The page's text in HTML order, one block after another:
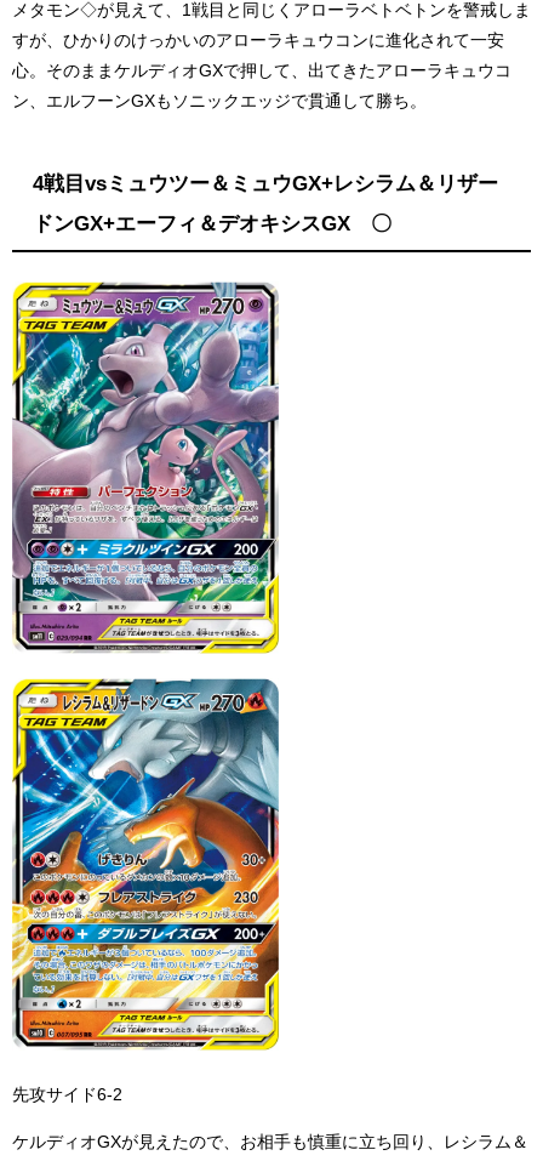
メタモン◇が見えて、1戦目と同じくアローラベトベトンを警戒しま
すが、ひかりのけっかいのアローラキュウコンに進化されて一安
心。そのままケルディオGXで押して、出てきたアローラキュウコ
ン、エルフーンGXもソニックエッジで貫通して勝ち。
4戦目vsミュウツー＆ミュウGX+レシラム＆リザー
ドンGX+エーフィ＆デオキシスGX 〇
先攻サイド6-2
ケルディオGXが見えたので、お相手も慎重に立ち回り、レシラム＆